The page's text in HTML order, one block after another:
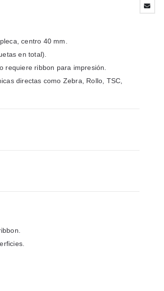
centro 40 mm.
en total).
requiere ribbon para impresión.
directas como Zebra, Rollo, TSC,